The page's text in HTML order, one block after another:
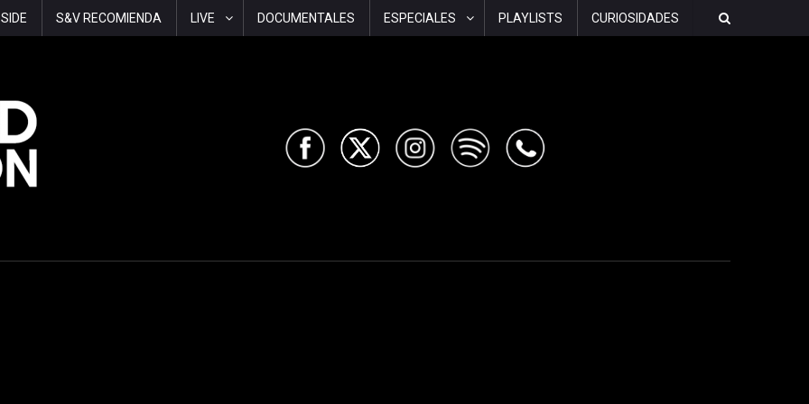
S&V RECOMIENDA LIVE DOCUMENTALES ESPECIALES PLAYLISTS CURIOSIDADES